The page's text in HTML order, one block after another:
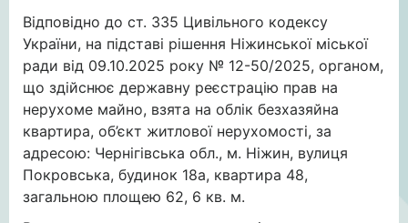
Відповідно до ст. 335 Цивільного кодексу
України, на підставі рішення Ніжинської міської
ради від 09.10.2025 року № 12-50/2025, органом,
що здійснює державну реєстрацію прав на
нерухоме майно, взята на облік безхазяйна
квартира, об’єкт житлової нерухомості, за
адресою: Чернігівська обл., м. Ніжин, вулиця
Покровська, будинок 18а, квартира 48,
загальною площею 62, 6 кв. м.